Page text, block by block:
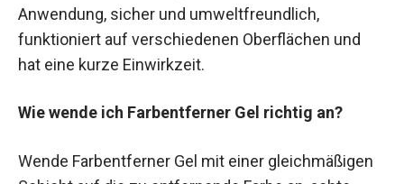
Anwendung, sicher und umweltfreundlich,
funktioniert auf verschiedenen Oberflächen und
hat eine kurze Einwirkzeit.
Wie wende ich Farbentferner Gel richtig an?
Wende Farbentferner Gel mit einer gleichmäßigen